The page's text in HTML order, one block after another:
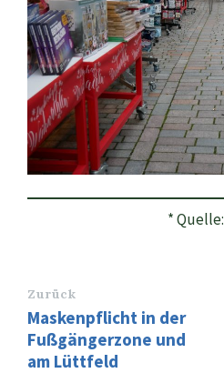
* Quelle:
Zurück
Maskenpflicht in der
Fußgängerzone und
am Lüttfeld